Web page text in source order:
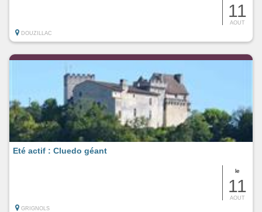
11
AOUT
DOUZILLAC
le
11
AOUT
Eté actif : Cluedo géant
GRIGNOLS